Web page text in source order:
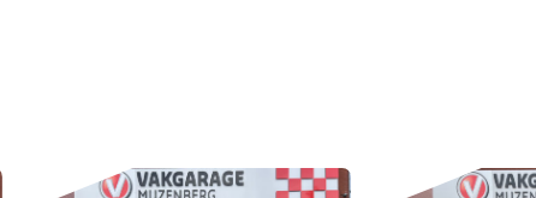
Bumpers in carrosseriekleur